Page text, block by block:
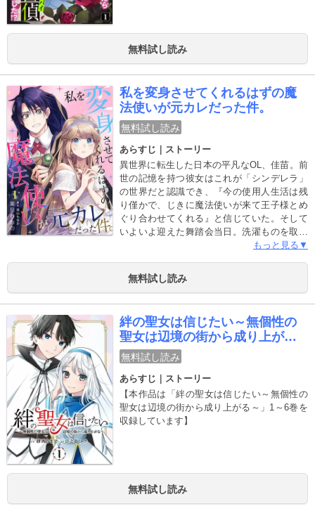
無料試し読み
私を変身させてくれるはずの魔
法使いが元カレだった件。
無料試し読み
あらすじ｜ストーリー
異世界に転生した日本の平凡なOL、佳苗。前
世の記憶を持つ彼女はこれが「シンデレラ」
の世界だと認識でき、『今の使用人生活は残
り僅かで、じきに魔法使いが来て王子様とめ
ぐり合わせてくれる』と信じていた。そして
いよいよ迎えた舞踏会当日。洗濯ものを取り
込みながら「今日の夜には魔法使いが来る」
物体が急接近してくる。「あれ……予定の時
間より早くない？」驚く佳苗のもとに現れた
何故かフラッシュバックする前世の不吉な最
期。前世で佳苗が死を迎えた原因は？佳苗は
現世でシンデレラとしての幸せを手に入れら
れるのか？そして結ばれない役柄で再会した
二人の運命は――？【本作品は「私を変身さ
せてくれるはずの魔法使いが元カレだった
件。」1～6巻を収録しています】
もっと見る▼
無料試し読み
絆の聖女は信じたい～無個性の
聖女は辺境の街から成り上がる
～
無料試し読み
あらすじ｜ストーリー
【本作品は「絆の聖女は信じたい～無個性の
聖女は辺境の街から成り上がる～」1～6巻を
収録しています】
無料試し読み